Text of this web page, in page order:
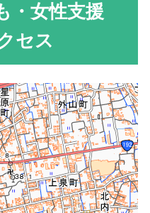
・女性支援
セス